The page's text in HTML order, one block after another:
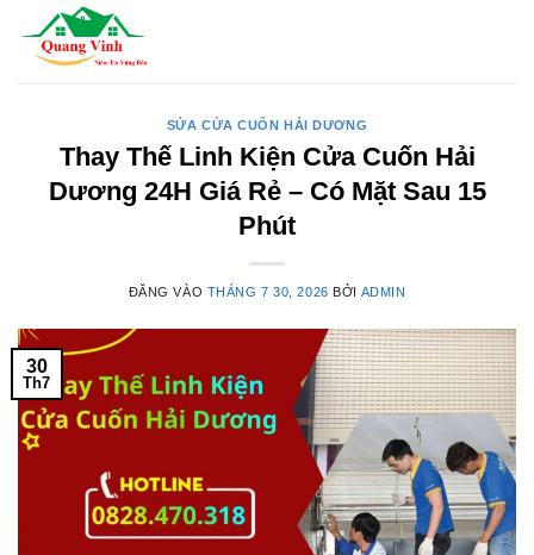
qua
SỬA CỬA CUỐN HẢI DƯƠNG
Thay Thế Linh Kiện Cửa Cuốn Hải
Dương 24H Giá Rẻ – Có Mặt Sau 15
Phút
ĐĂNG VÀO THÁNG 7 30, 2026 BỞI ADMIN
30
Th7